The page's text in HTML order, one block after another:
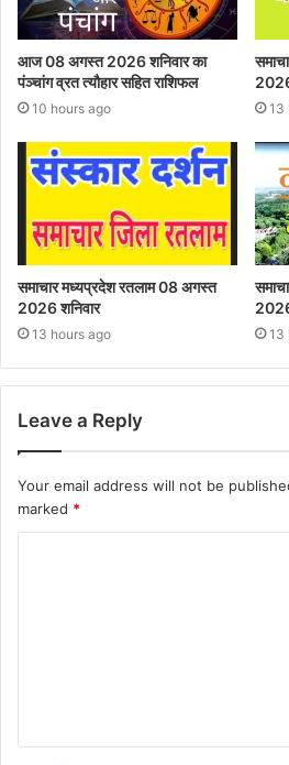
आज 08 अगस्त 2026‌ शनिवार का
पंञ्चांग व्रत त्यौहार सहित राशिफल
10 hours ago 13
समाचार मध्यप्रदेश रतलाम 08 अगस्त
2026 शनिवार
13 hours ago 13
Leave a Reply
Your email address will not be
marked *